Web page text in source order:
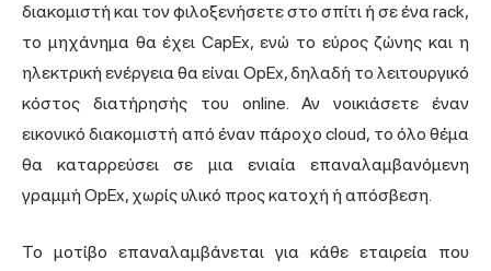
διακομιστή και τον φιλοξενήσετε στο σπίτι ή σε ένα rack,
το μηχάνημα θα έχει CapEx, ενώ το εύρος ζώνης και η
ηλεκτρική ενέργεια θα είναι OpEx, δηλαδή το λειτουργικό
κόστος διατήρησής του online. Αν νοικιάσετε έναν
εικονικό διακομιστή από έναν πάροχο cloud, το όλο θέμα
θα καταρρεύσει σε μια ενιαία επαναλαμβανόμενη
γραμμή OpEx, χωρίς υλικό προς κατοχή ή απόσβεση.
Το μοτίβο επαναλαμβάνεται για κάθε εταιρεία που